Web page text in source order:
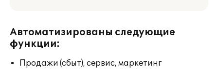
Автоматизированы следующие
функции:
Продажи (сбыт), сервис, маркетинг